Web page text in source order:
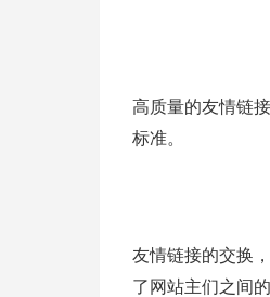
高质量的友情链
标准。
友情链接的交换
了网站主们之间